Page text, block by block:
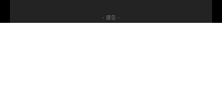
- 廣告 -